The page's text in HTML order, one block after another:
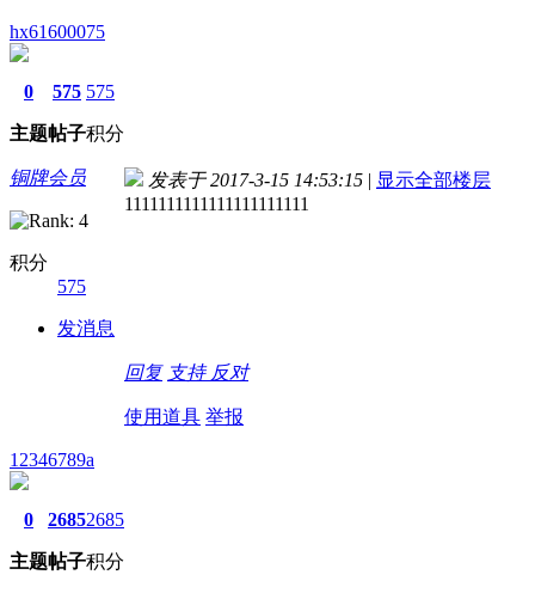
hx61600075
0
主题
575
帖子
575
积分
铜牌会员
积分
575
发消息
发表于 2017-3-15 14:53:15 | 显示全部楼层
1111111111111111111111
回复 支持 反对
使用道具 举报
12346789a
0
主题
2685
帖子
2685
积分